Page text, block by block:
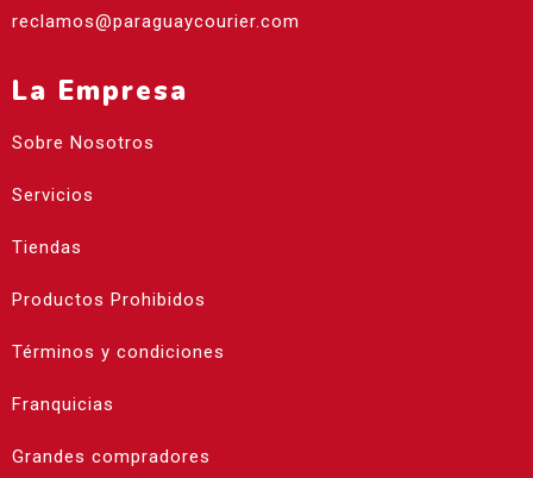
reclamos@paraguaycourier.com
La Empresa
Sobre Nosotros
Servicios
Tiendas
Productos Prohibidos
Términos y condiciones
Franquicias
Grandes compradores